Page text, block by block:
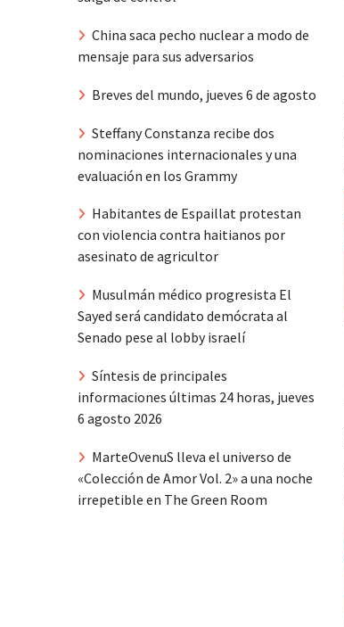
China saca pecho nuclear a modo de
mensaje para sus adversarios
Breves del mundo, jueves 6 de agosto
Steffany Constanza recibe dos
nominaciones internacionales y una
evaluación en los Grammy
Habitantes de Espaillat protestan
con violencia contra haitianos por
asesinato de agricultor
Musulmán médico progresista El
Sayed será candidato demócrata al
Senado pese al lobby israelí
Síntesis de principales
informaciones últimas 24 horas, jueves
6 agosto 2026
MarteOvenuS lleva el universo de
«Colección de Amor Vol. 2» a una noche
irrepetible en The Green Room